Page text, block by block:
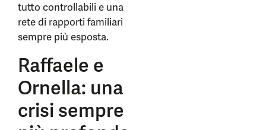
tutto controllabili e una
rete di rapporti familiari
sempre più esposta.
Raffaele e
Ornella: una
crisi sempre